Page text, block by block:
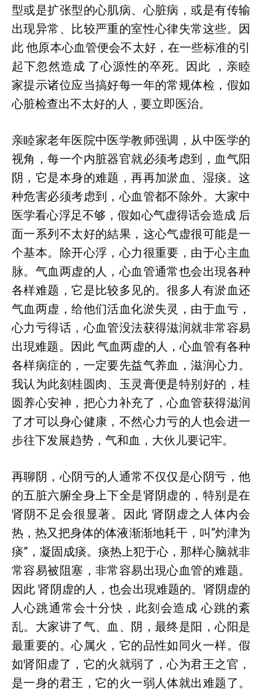
型或是扩张型的心肌病、心脏病，或是有传输
出现异常、比较严重的室性心律失常这些。因
此 他原本心血管便会不太好，在一些标准的引
起下忽然造成 了心源性的卒死。因此 ，亲睦
家提示诸位应当搞好每一年的常规体检，假如
心脏检查出不太好的人，要立即医治。
亲睦家老年医院中医学教师强调，从中医学的
视角，每一个内脏器官就必须考虑到，血气阳
阴，它是本身的难题，再再加淤血、湿痰。这
种危害必须考虑到，心血管都不除外。大家中
医学看心浮足不够，假如心气虚得话会造成 后
面一系列不太好的結果，这心气虚很可能是一
个基本。除开心浮，心力很重要，由于心主血
脉。气血两虚的人，心血管通常也会出現各种
各样难题，它是比较多见的。很多人有淤血还
气血两虚，给他们活血化淤失灵，由于血亏，
心力亏得话，心血管没法获得滋润就非常容易
出現难题。因此 气血两虚的人，心血管有各种
各样病症的，一定要先益气养血，滋润心力。
我认为此刻桂圆肉、玉灵膏便是特别好的，桂
圆养心安神，把心力补充了，心血管获得滋润
了才可以身心健康，不然心力亏的人也会进一
步往下发展趋势，气和血，大伙儿要记牢。
再聊阴，心阴亏的人通常不仅仅是心阴亏，他
的五脏六腑全身上下全是肾阴虚的，特别是在
肾阴不足会很显著。因此 肾阴虚之人体内会
热，热又把身体的体液渐渐地耗干，叫“灼津为
痰”，凝固成痰。痰热上犯于心，那样心脑就非
常容易被阻塞，非常容易出現心血管的难题。
因此 肾阴虚的人，也会出現难题的。肾阴虚的
人心跳通常会十分快，此刻会造成 心跳的紊
乱。大家讲了气、血、阴，最终是阳，心阳是
最重要的。心属火，它的品性如同火一样。假
如肾阳虚了，它的火就弱了，心为君王之官，
是一身的君王，它的火一弱人体就出难题了。